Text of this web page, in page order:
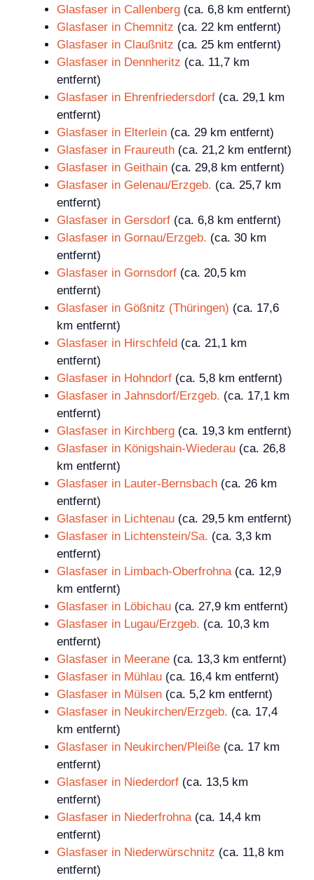
Glasfaser in Callenberg (ca. 6,8 km entfernt)
Glasfaser in Chemnitz (ca. 22 km entfernt)
Glasfaser in Claußnitz (ca. 25 km entfernt)
Glasfaser in Dennheritz (ca. 11,7 km
entfernt)
Glasfaser in Ehrenfriedersdorf (ca. 29,1 km
entfernt)
Glasfaser in Elterlein (ca. 29 km entfernt)
Glasfaser in Fraureuth (ca. 21,2 km entfernt)
Glasfaser in Geithain (ca. 29,8 km entfernt)
Glasfaser in Gelenau/Erzgeb. (ca. 25,7 km
entfernt)
Glasfaser in Gersdorf (ca. 6,8 km entfernt)
Glasfaser in Gornau/Erzgeb. (ca. 30 km
entfernt)
Glasfaser in Gornsdorf (ca. 20,5 km
entfernt)
Glasfaser in Gößnitz (Thüringen) (ca. 17,6
km entfernt)
Glasfaser in Hirschfeld (ca. 21,1 km
entfernt)
Glasfaser in Hohndorf (ca. 5,8 km entfernt)
Glasfaser in Jahnsdorf/Erzgeb. (ca. 17,1 km
entfernt)
Glasfaser in Kirchberg (ca. 19,3 km entfernt)
Glasfaser in Königshain-Wiederau (ca. 26,8
km entfernt)
Glasfaser in Lauter-Bernsbach (ca. 26 km
entfernt)
Glasfaser in Lichtenau (ca. 29,5 km entfernt)
Glasfaser in Lichtenstein/Sa. (ca. 3,3 km
entfernt)
Glasfaser in Limbach-Oberfrohna(ca. 12,9
km entfernt)
Glasfaser in Löbichau (ca. 27,9 km entfernt)
Glasfaser in Lugau/Erzgeb. (ca. 10,3 km
entfernt)
Glasfaser in Meerane (ca. 13,3 km entfernt)
Glasfaser in Mühlau (ca. 16,4 km entfernt)
Glasfaser in Mülsen (ca. 5,2 km entfernt)
Glasfaser in Neukirchen/Erzgeb. (ca. 17,4
km entfernt)
Glasfaser in Neukirchen/Pleiße (ca. 17 km
entfernt)
Glasfaser in Niederdorf (ca. 13,5 km
entfernt)
Glasfaser in Niederfrohna(ca. 14,4 km
entfernt)
Glasfaser in Niederwürschnitz (ca. 11,8 km
entfernt)